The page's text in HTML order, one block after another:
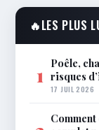
🔥LES PLUS
1 Poêle,
risques
17 JUIL 2026